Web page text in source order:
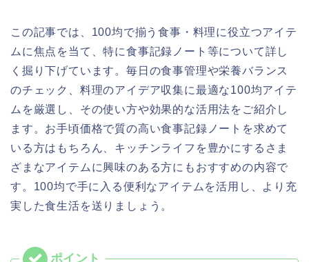
この記事では、100均で揃う食事・料理に役立つアイテ
ムに焦点を当て、特に食事記録ノート等について詳し
く掘り下げています。毎日の食事管理や栄養バランス
のチェック、料理のアイデア収集に最適な100均アイテ
ムを厳選し、その使い方や効果的な活用法をご紹介し
ます。お手頃価格で質の高い食事記録ノートを求めて
いる方はもちろん、キッチンライフを豊かにするさま
ざまなアイテムに興味のある方にもおすすめの内容で
す。100均で手に入る便利なアイテムを活用し、より充
実した食生活を送りましょう。